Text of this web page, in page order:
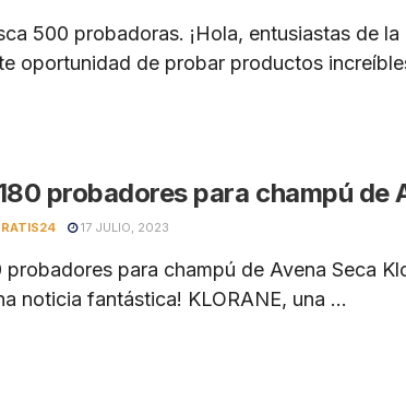
500 probadoras. ¡Hola, entusiastas de
oportunidad de probar productos
probadores para champú de
17 JULIO, 2023
probadores para champú de Avena Seca
noticia fantástica! KLORANE, una ...